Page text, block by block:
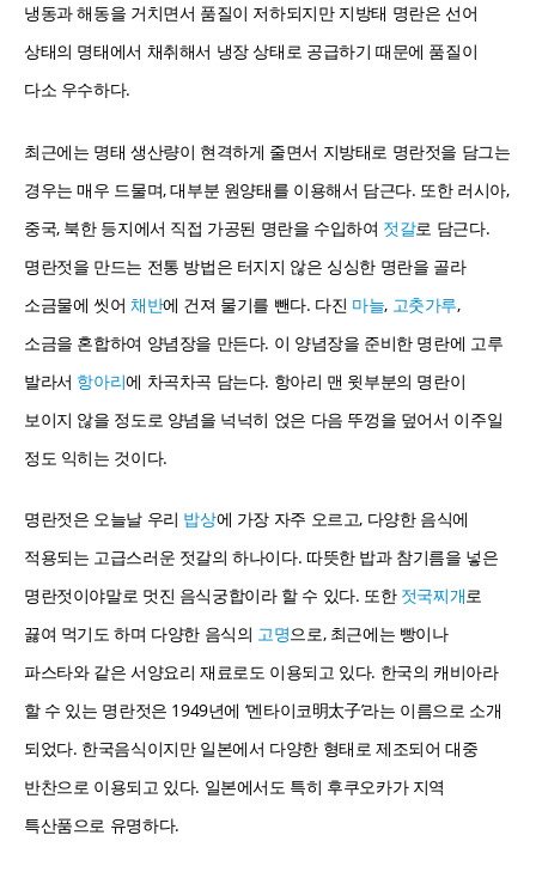
냉동과 해동을 거치면서 품질이 저하되지만 지방태 명란은 선어
상태의 명태에서 채취해서 냉장 상태로 공급하기 때문에 품질이
다소 우수하다.
최근에는 명태 생산량이 현격하게 줄면서 지방태로 명란젓을 담그는
경우는 매우 드물며, 대부분 원양태를 이용해서 담근다. 또한 러시아,
중국, 북한 등지에서 직접 가공된 명란을 수입하여 젓갈로 담근다.
명란젓을 만드는 전통 방법은 터지지 않은 싱싱한 명란을 골라
소금물에 씻어 채반에 건져 물기를 뺀다. 다진 마늘, 고춧가루,
소금을 혼합하여 양념장을 만든다. 이 양념장을 준비한 명란에 고루
발라서 항아리에 차곡차곡 담는다. 항아리 맨 윗부분의 명란이
보이지 않을 정도로 양념을 넉넉히 얹은 다음 뚜껑을 덮어서 이주일
정도 익히는 것이다.
명란젓은 오늘날 우리 밥상에 가장 자주 오르고, 다양한 음식에
적용되는 고급스러운 젓갈의 하나이다. 따뜻한 밥과 참기름을 넣은
명란젓이야말로 멋진 음식궁합이라 할 수 있다. 또한 젓국찌개로
끓여 먹기도 하며 다양한 음식의 고명으로, 최근에는 빵이나
파스타와 같은 서양요리 재료로도 이용되고 있다. 한국의 캐비아라
할 수 있는 명란젓은 1949년에 ‘멘타이코明太子’라는 이름으로 소개
되었다. 한국음식이지만 일본에서 다양한 형태로 제조되어 대중
반찬으로 이용되고 있다. 일본에서도 특히 후쿠오카가 지역
특산품으로 유명하다.